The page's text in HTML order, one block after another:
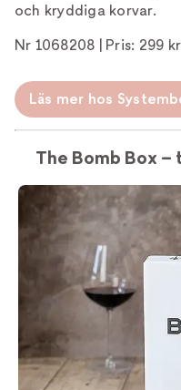
och kryddiga korvar.
Nr 1068208 | Pris: 299 kr
Läs mer hos
The Bomb Box